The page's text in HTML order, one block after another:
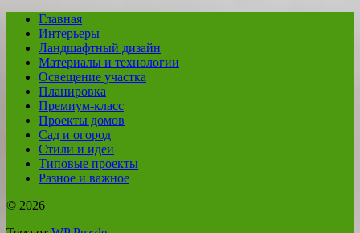
Главная
Интерьеры
Ландшафтный дизайн
Материалы и технологии
Освещение участка
Планировка
Премиум-класс
Проекты домов
Сад и огород
Стили и идеи
Типовые проекты
Разное и важное
© 2026